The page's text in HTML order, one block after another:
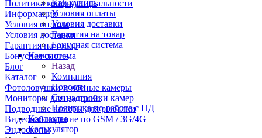
Как купить
Условия оплаты
Условия доставки
Гарантия на товар
Бонусная система
Компания
Назад
Компания
Новости
Сотрудники
Политика по работе с ПД
Контакты
Калькулятор
Политика конфиденциальности
Информация
Условия оплаты
Условия доставки
Гарантия на товар
Бонусная система
Блог
Каталог
Фотоловушки и лесные камеры
Мониторы для настройки камер
Подводные камеры для рыбалки
Видеонаблюдение по GSM / 3G/4G
Эндоскопы